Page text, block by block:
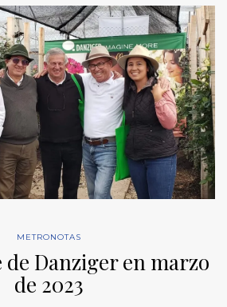
METRONOTAS
de Danziger en marzo
de 2023